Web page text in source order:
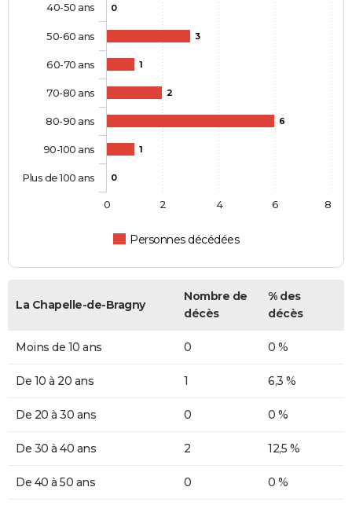
0
3
1
2
6
1
0
Personnes décédées
40-50 ans
50-60 ans
60-70 ans
70-80 ans
80-90 ans
90-100 ans
Plus de 100 ans
0 2 4 6 8
La Chapelle-de-Bragny
Nombre de
décès
% des
décès
Moins de 10 ans 0 0 %
De 10 à 20 ans 1 6,3 %
De 20 à 30 ans 0 0 %
De 30 à 40 ans 2 12,5 %
De 40 à 50 ans 0 0 %